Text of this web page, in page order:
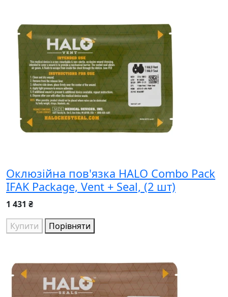
Оклюзійна пов'язка HALO Combo Pack
IFAK Package, Vent + Seal, (2 шт)
1 431 ₴
Купити
Порівняти